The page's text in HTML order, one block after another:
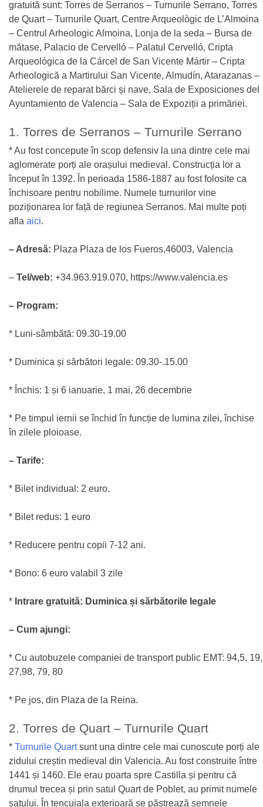
gratuită sunt: Torres de Serranos – Turnurile Serrano, Torres
de Quart – Turnurile Quart, Centre Arqueològic de L’Almoina
– Centrul Arheologic Almoina, Lonja de la seda – Bursa de
mătase, Palacio de Cervelló – Palatul Cervelló, Cripta
Arqueológica de la Cárcel de San Vicente Mártir – Cripta
Arheologică a Martirului San Vicente, Almudín, Atarazanas –
Atelierele de reparat bărci și nave, Sala de Exposiciones del
Ayuntamiento de Valencia – Sala de Expoziții a primăriei.
1. Torres de Serranos – Turnurile Serrano
* Au fost concepute în scop defensiv la una dintre cele mai
aglomerate porți ale orașului medieval. Construcția lor a
început în 1392. În perioada 1586-1887 au fost folosite ca
închisoare pentru nobilime. Numele turnurilor vine
poziționarea lor față de regiunea Serranos. Mai multe poți
afla aici.
– Adresă: Plaza Plaza de los Fueros,46003, Valencia
– Tel/web: +34.963.919.070, https://www.valencia.es
– Program:
* Luni-sâmbătă: 09.30-19.00
* Duminica și sărbători legale: 09.30-.15.00
* Închis: 1 și 6 ianuarie, 1 mai, 26 decembrie
* Pe timpul iernii se închid în funcție de lumina zilei, închise
în zilele ploioase.
– Tarife:
* Bilet individual: 2 euro.
* Bilet redus: 1 euro
* Reducere pentru copii 7-12 ani.
* Bono: 6 euro valabil 3 zile
* Intrare gratuită: Duminica și sărbătorile legale
– Cum ajungi:
* Cu autobuzele companiei de transport public EMT: 94,5, 19,
27,98, 79, 80
* Pe jos, din Plaza de la Reina.
2. Torres de Quart – Turnurile Quart
* Turnurile Quartsunt una dintre cele mai cunoscute porți ale
zidului creștin medieval din Valencia. Au fost construite între
1441 și 1460. Ele erau poarta spre Castilla și pentru că
drumul trecea și prin satul Quart de Poblet, au primit numele
satului. În tencuiala exterioară se păstrează semnele